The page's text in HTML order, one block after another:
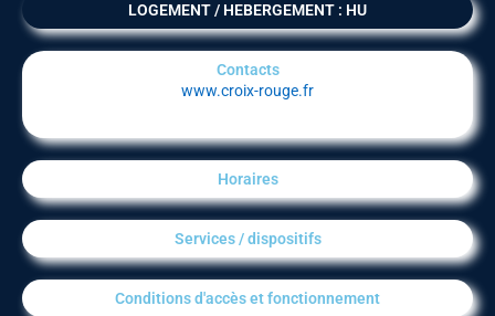
LOGEMENT / HEBERGEMENT : HU
Contacts
www.croix-rouge.fr
Horaires
Services / dispositifs​
Conditions d'accès et fonctionnement​